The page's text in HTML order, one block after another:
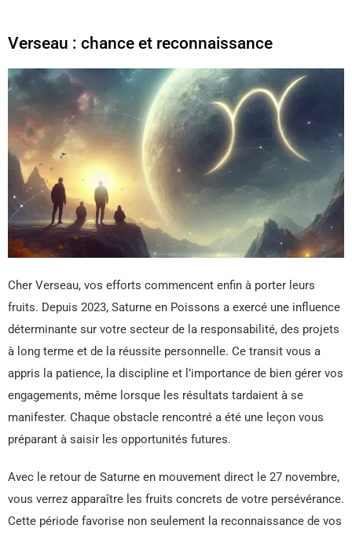
Verseau : chance et reconnaissance
Cher Verseau, vos efforts commencent enfin à porter leurs
fruits. Depuis 2023, Saturne en Poissons a exercé une influence
déterminante sur votre secteur de la responsabilité, des projets
à long terme et de la réussite personnelle. Ce transit vous a
appris la patience, la discipline et l’importance de bien gérer vos
engagements, même lorsque les résultats tardaient à se
manifester. Chaque obstacle rencontré a été une leçon vous
préparant à saisir les opportunités futures.
Avec le retour de Saturne en mouvement direct le 27 novembre,
vous verrez apparaître les fruits concrets de votre persévérance.
Cette période favorise non seulement la reconnaissance de vos